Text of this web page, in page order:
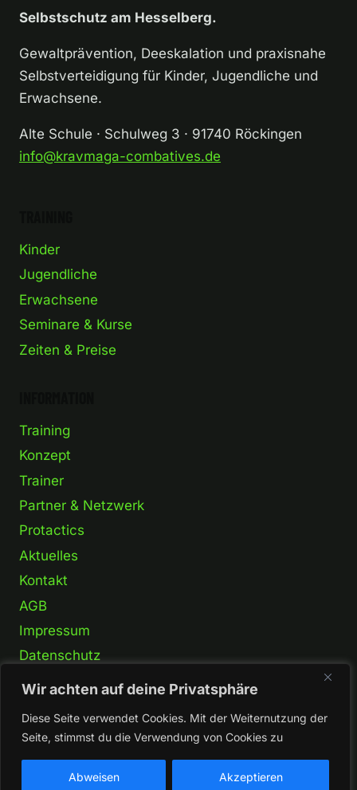
Wir achten auf deine Privatsphäre
Diese Seite verwendet Cookies. Mit der Weiternutzung der
Seite, stimmst du die Verwendung von Cookies zu
Abweisen Akzeptieren
Selbstschutz am Hesselberg.
Gewaltprävention, Deeskalation und praxisnahe
Selbstverteidigung für Kinder, Jugendliche und
Erwachsene.
Alte Schule · Schulweg 3 · 91740 Röckingen
info@kravmaga-combatives.de
Kinder
Jugendliche
Erwachsene
Seminare & Kurse
Zeiten & Preise
Training
Konzept
Trainer
Partner & Netzwerk
Protactics
Aktuelles
Kontakt
AGB
Impressum
Datenschutz
© 2026 Krav Maga Combatives Mittelfranken
Hesselberg